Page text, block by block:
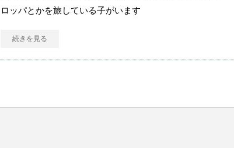
ロッパとかを旅している子がいます
続きを見る